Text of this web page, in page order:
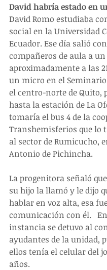
David habría estado en
David Romo estudiaba
social en la Universidad
Ecuador. Ese día salió
compañeros de aula a un
aproximadamente a las
un micro en el
el centro-norte de Quito,
hasta la estación de La
tomaría el bus 4 de la
Transhemisferios que lo
al sector de Rumicucho,
Antonio de Pichincha.
La progenitora señaló
su hijo la llamó y le dijo
hablar en voz alta, esa
comunicación con él.
instancia se detuvo al
ayudantes de la unidad,
ellos tenía el celular del
años.